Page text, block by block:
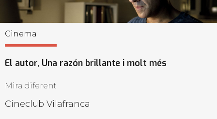
Cinema
El autor, Una razón brillante i molt més
Mira diferent
Cineclub Vilafranca